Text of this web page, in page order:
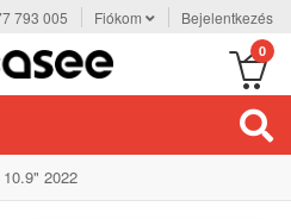
793 005 Fiókom Bejelentkezés
0
2022